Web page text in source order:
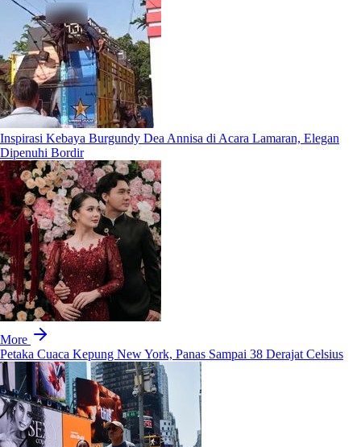
Inspirasi Kebaya Burgundy Dea Annisa di Acara Lamaran, Elegan
Dipenuhi Bordir
More
Petaka Cuaca Kepung New York, Panas Sampai 38 Derajat Celsius